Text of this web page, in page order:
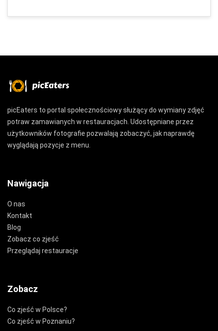
picEaters to portal społecznościowy służący do wymiany zdjęć
potraw zamawianych w restauracjach. Udostępniane przez
użytkowników fotografie pozwalają zobaczyć, jak naprawdę
wyglądają pozycje z menu.
Nawigacja
O nas
Kontakt
Blog
Zobacz co zjeść
Przeglądaj restauracje
Zobacz
Co zjeść w Polsce?
Co zjeść w Poznaniu?